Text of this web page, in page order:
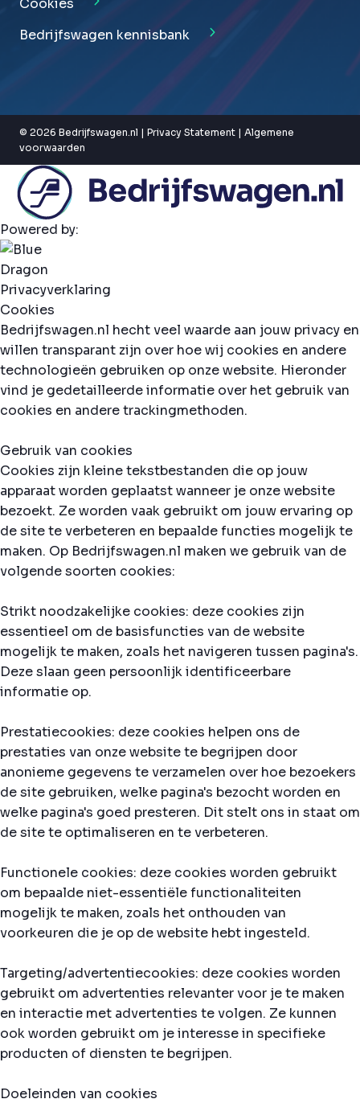
Bedrijfswagen kennisbank
© 2026 Bedrijfswagen.nl | Privacy Statement | Algemene
voorwaarden
Powered by:
Privacyverklaring
Cookies
Bedrijfswagen.nl hecht veel waarde aan jouw privacy en
willen transparant zijn over hoe wij cookies en andere
technologieën gebruiken op onze website. Hieronder
vind je gedetailleerde informatie over het gebruik van
cookies en andere trackingmethoden.
Gebruik van cookies
Cookies zijn kleine tekstbestanden die op jouw
apparaat worden geplaatst wanneer je onze website
bezoekt. Ze worden vaak gebruikt om jouw ervaring op
de site te verbeteren en bepaalde functies mogelijk te
maken. Op Bedrijfswagen.nl maken we gebruik van de
volgende soorten cookies:
Strikt noodzakelijke cookies: deze cookies zijn
essentieel om de basisfuncties van de website
mogelijk te maken, zoals het navigeren tussen pagina's.
Deze slaan geen persoonlijk identificeerbare
informatie op.
Prestatiecookies: deze cookies helpen ons de
prestaties van onze website te begrijpen door
anonieme gegevens te verzamelen over hoe bezoekers
de site gebruiken, welke pagina's bezocht worden en
welke pagina's goed presteren. Dit stelt ons in staat om
de site te optimaliseren en te verbeteren.
Functionele cookies: deze cookies worden gebruikt
om bepaalde niet-essentiële functionaliteiten
mogelijk te maken, zoals het onthouden van
voorkeuren die je op de website hebt ingesteld.
Targeting/advertentiecookies: deze cookies worden
gebruikt om advertenties relevanter voor je te maken
en interactie met advertenties te volgen. Ze kunnen
ook worden gebruikt om je interesse in specifieke
producten of diensten te begrijpen.
Doeleinden van cookies